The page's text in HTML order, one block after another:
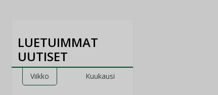
LUETUIMMAT
UUTISET
Viikko Kuukausi